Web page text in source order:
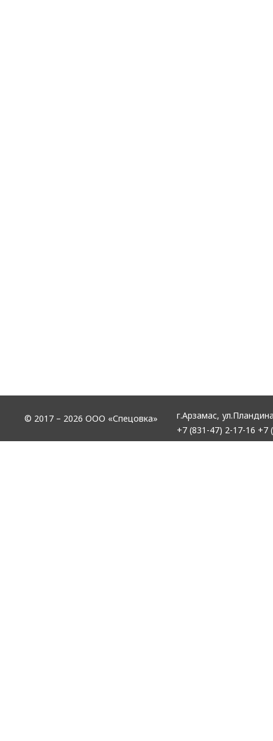
© 2017 – 2026 ООО «Спецовка» г.Арзамас,
+7 (831-47) 2-17-16 +7